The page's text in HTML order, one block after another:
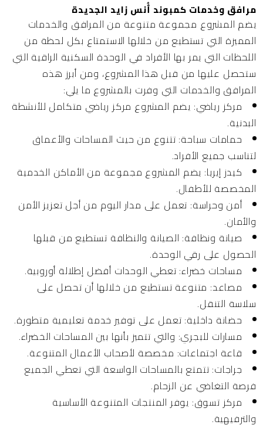
مرافق وخدمات كمبوند أُنس زايد الجديدة
يضم المشروع مجموعة متنوعة من المرافق والخدمات
المميزة التي تستطيع من خلالها الاستمتاع بكل لحظة من
اللحظات التي يمر بها الأفراد في الوحدة السكنية الراقية التي
ستحصل عليها من قبل هذا المشروع، ومن أبرز هذه
المرافق والخدمات التي وفرت بالمشروع ما يلي:
مركز رياضي: يضم المشروع مركز رياضي متكامل للأنشطة
البدنية.
حمامات سباحة: تتنوع من حيث المساحات والأعماق
لتناسب جميع الأفراد.
كيدز إيريا: يضم المشروع مجموعة من الأماكن الخدمية
المخصصة للأطفال.
أمن وحراسة: تعمل على مدار اليوم من أجل تعزيز الأمن
والأمان.
صيانة ونظافة: الصيانة والنظافة تستطيع من قبلها
الحصول على رقي الوحدة.
مساحات خضراء: تعطي الوحدات أفضل إطلالة أوروبية.
مصاعد: متنوعة تستطيع من خلالها أن تحصل على
سلاسة التنقل.
حضانة داخلية: تعمل على توفير خدمة تعليمية متطورة.
مسارات للبجري: والتي تتميز بأنها بين المساحات الخضراء.
قاعة اجتماعات: مخصصة لأصحاب الأعمال المتنوعة.
جراجات: تتمتع بالمساحات الواسعة التي تعطي الجميع
فرصة التغاضي عن الزحام.
مركز تسوق: يوفر المنتجات المتنوعة الأساسية
والترفيهية.